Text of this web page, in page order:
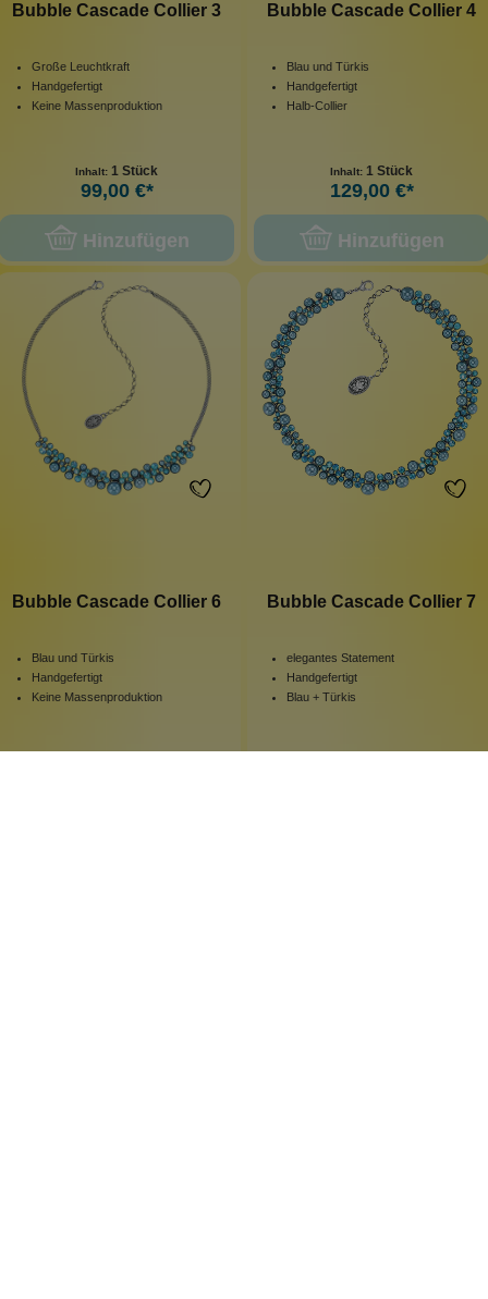
Bubble Cascade Collier 3
Große Leuchtkraft
Handgefertigt
Keine Massenproduktion
Inhalt: 1 Stück
99,00 €*
Hinzufügen
Bubble Cascade Collier 4
Blau und Türkis
Handgefertigt
Halb-Collier
Inhalt: 1 Stück
129,00 €*
Hinzufügen
Bubble Cascade Collier 6
Blau und Türkis
Handgefertigt
Keine Massenproduktion
Bubble Cascade Collier 7
elegantes Statement
Handgefertigt
Blau + Türkis